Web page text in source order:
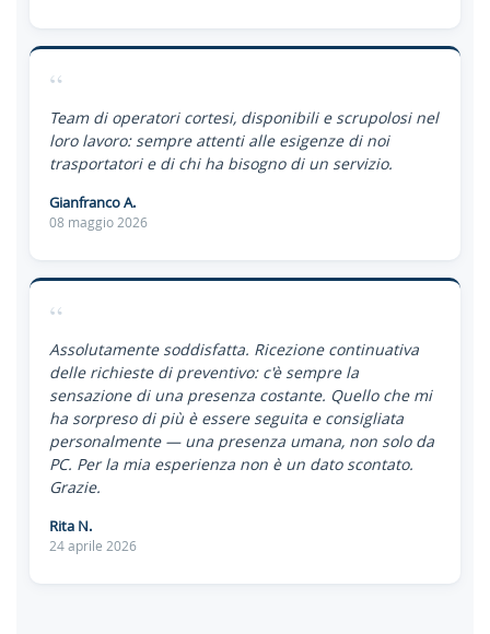
“
Team di operatori cortesi, disponibili e scrupolosi nel
loro lavoro: sempre attenti alle esigenze di noi
trasportatori e di chi ha bisogno di un servizio.
Gianfranco A.
08 maggio 2026
“
Assolutamente soddisfatta. Ricezione continuativa
delle richieste di preventivo: c'è sempre la
sensazione di una presenza costante. Quello che mi
ha sorpreso di più è essere seguita e consigliata
personalmente — una presenza umana, non solo da
PC. Per la mia esperienza non è un dato scontato.
Grazie.
Rita N.
24 aprile 2026